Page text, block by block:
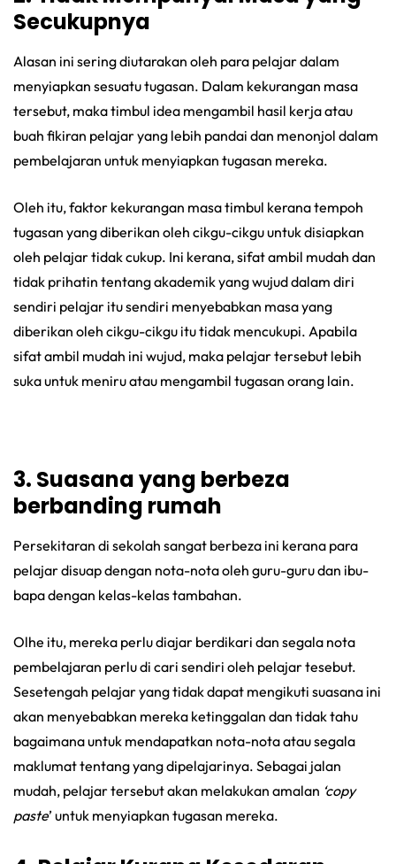
Secukupnya
Alasan ini sering diutarakan oleh para pelajar dalam
menyiapkan sesuatu tugasan. Dalam kekurangan masa
tersebut, maka timbul idea mengambil hasil kerja atau
buah fikiran pelajar yang lebih pandai dan menonjol dalam
pembelajaran untuk menyiapkan tugasan mereka.
Oleh itu, faktor kekurangan masa timbul kerana tempoh
tugasan yang diberikan oleh cikgu-cikgu untuk disiapkan
oleh pelajar tidak cukup. Ini kerana, sifat ambil mudah dan
tidak prihatin tentang akademik yang wujud dalam diri
sendiri pelajar itu sendiri menyebabkan masa yang
diberikan oleh cikgu-cikgu itu tidak mencukupi. Apabila
sifat ambil mudah ini wujud, maka pelajar tersebut lebih
suka untuk meniru atau mengambil tugasan orang lain.
3. Suasana yang berbeza
berbanding rumah
Persekitaran di sekolah sangat berbeza ini kerana para
pelajar disuap dengan nota-nota oleh guru-guru dan ibu-
bapa dengan kelas-kelas tambahan.
Olhe itu, mereka perlu diajar berdikari dan segala nota
pembelajaran perlu di cari sendiri oleh pelajar tesebut.
Sesetengah pelajar yang tidak dapat mengikuti suasana ini
akan menyebabkan mereka ketinggalan dan tidak tahu
bagaimana untuk mendapatkan nota-nota atau segala
maklumat tentang yang dipelajarinya. Sebagai jalan
mudah, pelajar tersebut akan melakukan amalan ‘copy
paste’ untuk menyiapkan tugasan mereka.